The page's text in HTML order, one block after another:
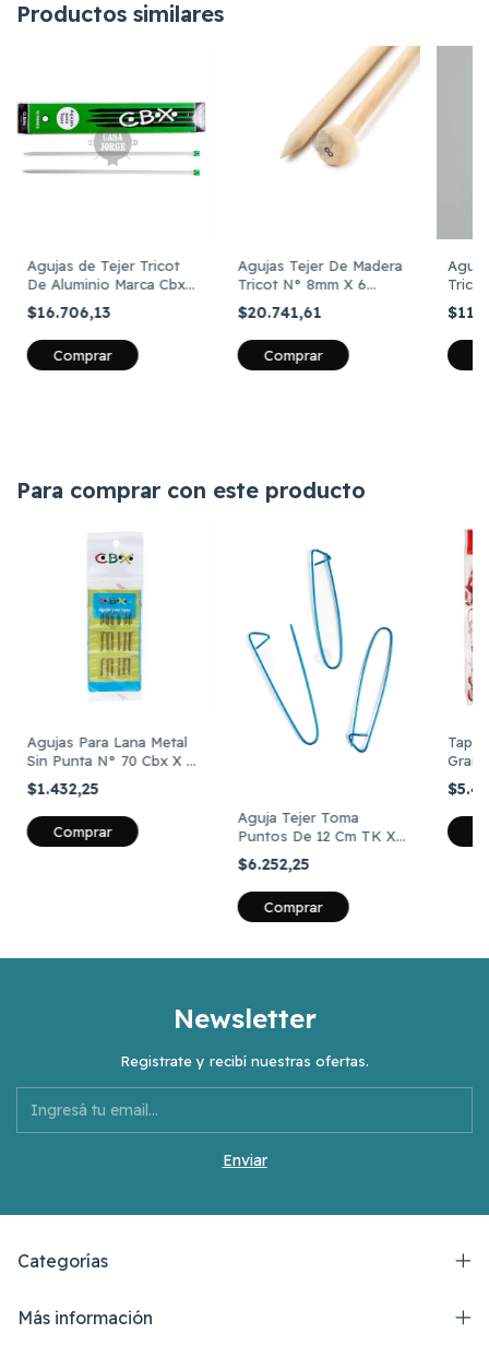
Productos similares
Agujas de Tejer Tricot
De Aluminio Marca Cbx
N° 8 X Caja 12 Pares
$16.706,13
Agujas Tejer De Madera
Tricot N° 8mm X 6
Pares
$20.741,61
12
Para comprar con este producto
Agujas Para Lana Metal
Sin Punta N° 70 Cbx X 6
Unidades
$1.432,25
Comprar
Aguja Tejer Toma
Puntos De 12 Cm TK X
12 Unidades
$6.252,25
Tapa
Newsletter
Registrate y recibí nuestras ofertas.
Categorías
Más información